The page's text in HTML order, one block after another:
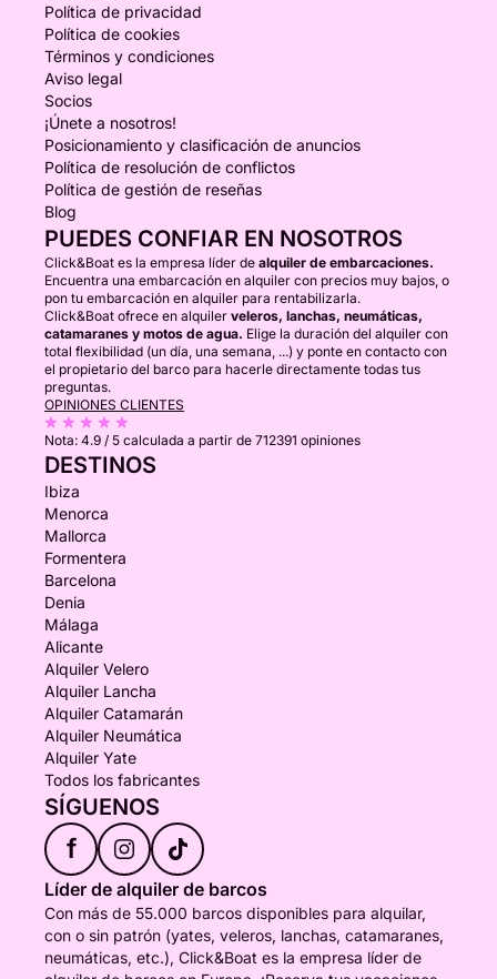
Política de privacidad
Política de cookies
Términos y condiciones
Aviso legal
Socios
¡Únete a nosotros!
Posicionamiento y clasificación de anuncios
Política de resolución de conflictos
Política de gestión de reseñas
Blog
PUEDES CONFIAR EN NOSOTROS
Click&Boat es la empresa líder de alquiler de embarcaciones.
Encuentra una embarcación en alquiler con precios muy bajos, o
pon tu embarcación en alquiler para rentabilizarla.
Click&Boat ofrece en alquiler veleros, lanchas, neumáticas,
catamaranes y motos de agua. Elige la duración del alquiler con
total flexibilidad (un día, una semana, ...) y ponte en contacto con
el propietario del barco para hacerle directamente todas tus
preguntas.
OPINIONES CLIENTES
Nota: 4.9 / 5 calculada a partir de 712391 opiniones
DESTINOS
Ibiza
Menorca
Mallorca
Formentera
Barcelona
Denia
Málaga
Alicante
Alquiler Velero
Alquiler Lancha
Alquiler Catamarán
Alquiler Neumática
Alquiler Yate
Todos los fabricantes
SÍGUENOS
f
Líder de alquiler de barcos
Con más de 55.000 barcos disponibles para alquilar,
con o sin patrón (yates, veleros, lanchas, catamaranes,
neumáticas, etc.), Click&Boat es la empresa líder de